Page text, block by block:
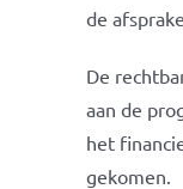
de
De
aan de
het
gekomen.